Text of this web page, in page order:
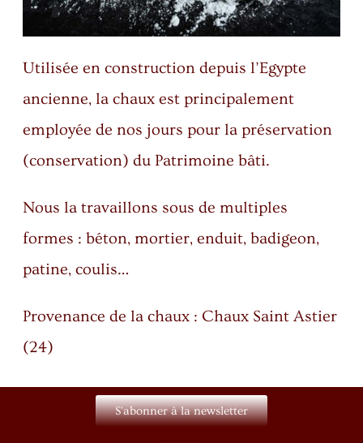
Utilisée en construction depuis l’Egypte
ancienne, la chaux est principalement
employée de nos jours pour la préservation
(conservation) du Patrimoine bâti.
Nous la travaillons sous de multiples
formes : béton, mortier, enduit, badigeon,
patine, coulis…
Provenance de la chaux : Chaux Saint Astier
(24)
S'abonner à la newsletter